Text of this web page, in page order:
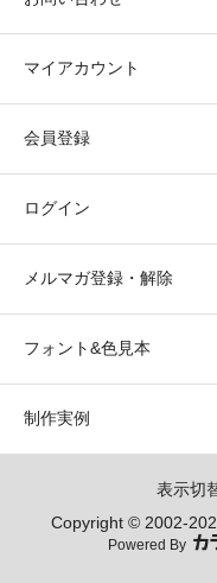
マイアカウント
会員登録
ログイン
メルマガ登録・解除
フォント&色見本
制作実例
表示切
Copyright © 2002-
Powered By